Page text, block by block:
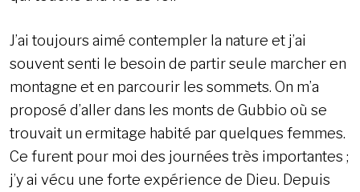
J’ai toujours aimé contempler la nature et j’ai
souvent senti le besoin de partir seule marcher en
montagne et en parcourir les sommets. On m’a
proposé d’aller dans les monts de Gubbio où se
trouvait un ermitage habité par quelques femmes.
Ce furent pour moi des journées très importantes ;
j’y ai vécu une forte expérience de Dieu. Depuis